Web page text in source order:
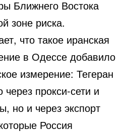
Ближнего Востока
зоне риска.
что такое иранская
в Одессе добавило
измерение: Тегеран
через прокси-сети и
но и через экспорт
Россия